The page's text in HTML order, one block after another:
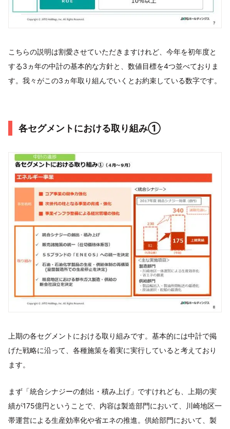
こちらの説明は割愛させていただきますけれど、今年を初年度と
する3ヵ年の中計の基本的な方針と、数値目標を4つ並べておりま
す。我々がこの3ヵ年取り組んでいくとお約束している数字です。
各セグメントにおける取り組み①
上期の各セグメントにおける取り組みです。基本的には中計で掲
げた戦略に沿って、各種施策を着実に実行していると考えており
ます。
まず「統合シナジーの創出・積み上げ」ですけれども、上期の実
績が175億円ということで、内容は製造部門において、川崎地区一
帯運営による生産効率化や省エネの推進。供給部門において、製